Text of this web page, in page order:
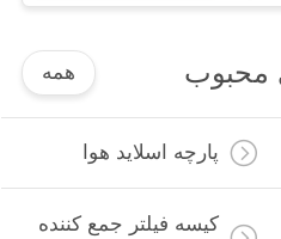
محبوب همه
پارچه اسلاید هوا
کیسه فیلتر جمع کننده